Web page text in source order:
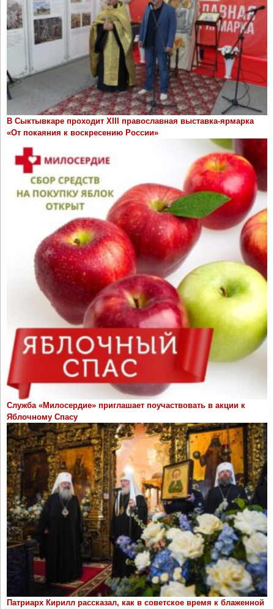
В Сыктывкаре проходит ХIII православная выставка-ярмарка
«От покаяния к воскресению России»
Служба «Милосердие» приглашает поучаствовать в акции к
Яблочному Спасу
Патриарх Кирилл рассказал, как в советское время к блаженной